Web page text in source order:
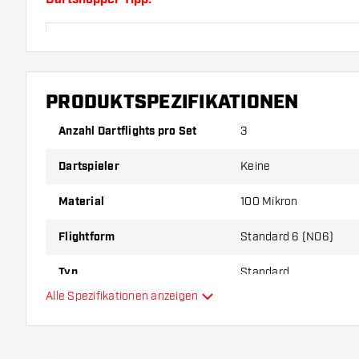
Probieren Sie eine andere Form, ein anderes
Dicke der Flights aus, um herauszufinden, welche
PRODUKTSPEZIFIKATIONEN
Anzahl Dartflights pro Set 3
Dartspieler Keine
Material 100 Mikron
Flightform Standard 6 (NO6)
Typ Standard
Alle Spezifikationen anzeigen